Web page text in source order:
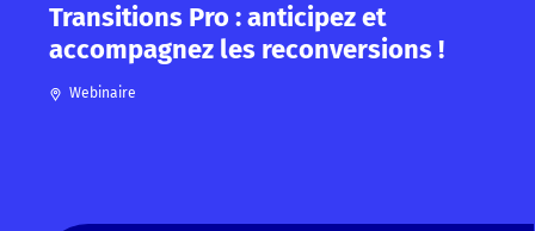
Transitions Pro : anticipez et
accompagnez les reconversions !
Webinaire